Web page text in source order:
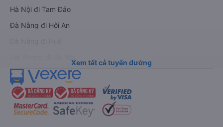
Hà Nội đi Tam Đảo
Đà Nẵng đi Hội An
Xem tất cả tuyến đường